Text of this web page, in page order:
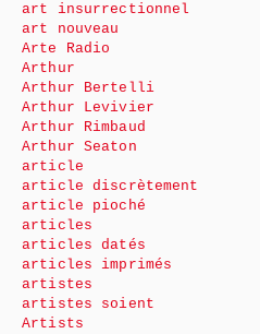
art insurrectionnel
art nouveau
Arte Radio
Arthur
Arthur Bertelli
Arthur Levivier
Arthur Rimbaud
Arthur Seaton
article
article discrètement
article pioché
articles
articles datés
articles imprimés
artistes
artistes soient
Artists